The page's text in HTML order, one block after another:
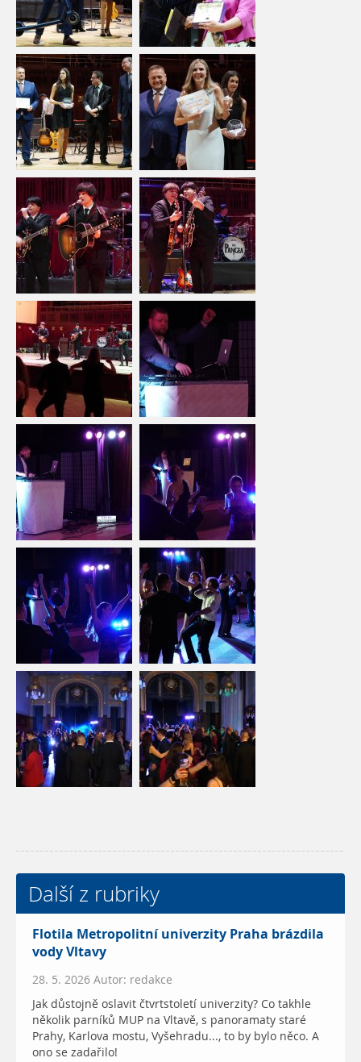
Další z rubriky
Flotila Metropolitní univerzity Praha brázdila
vody Vltavy
28. 5. 2026 Autor: redakce
Jak důstojně oslavit čtvrtstoletí univerzity? Co takhle
několik parníků MUP na Vltavě, s panoramaty staré
Prahy, Karlova mostu, Vyšehradu..., to by bylo něco. A
ono se zadařilo!